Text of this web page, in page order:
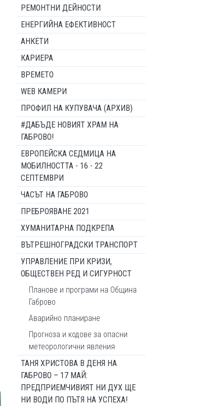
РЕМОНТНИ ДЕЙНОСТИ
ЕНЕРГИЙНА ЕФЕКТИВНОСТ
АНКЕТИ
КАРИЕРА
ВРЕМЕТО
WEB КАМЕРИ
ПРОФИЛ НА КУПУВАЧА (АРХИВ)
#ДАБЪДЕ НОВИЯТ ХРАМ НА
ГАБРОВО!
ЕВРОПЕЙСКА СЕДМИЦА НА
МОБИЛНОСТТА - 16 - 22
СЕПТЕМВРИ
ЧАСЪТ НА ГАБРОВО
ПРЕБРОЯВАНЕ 2021
ХУМАНИТАРНА ПОДКРЕПА
ВЪТРЕШНОГРАДСКИ ТРАНСПОРТ
УПРАВЛЕНИЕ ПРИ КРИЗИ,
ОБЩЕСТВЕН РЕД И СИГУРНОСТ
Планове и програми на Община
Габрово
Аварийно планиране
Прогноза и кодове за опасни
метеорологични явления
ТАНЯ ХРИСТОВА В ДЕНЯ НА
ГАБРОВО – 17 МАЙ:
ПРЕДПРИЕМЧИВИЯТ НИ ДУХ ЩЕ
НИ ВОДИ ПО ПЪТЯ НА УСПЕХА!